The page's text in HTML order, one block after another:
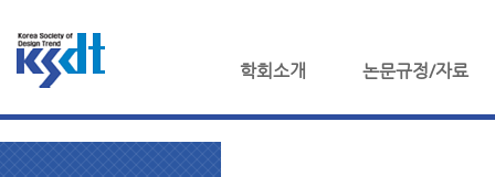
학회소개 논문규정/자료